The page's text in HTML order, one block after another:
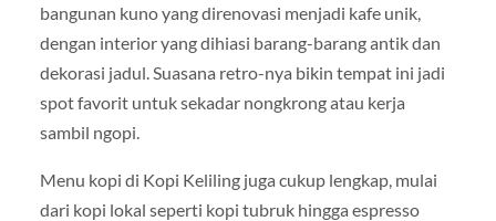
bangunan kuno yang direnovasi menjadi kafe unik,
dengan interior yang dihiasi barang-barang antik dan
dekorasi jadul. Suasana retro-nya bikin tempat ini jadi
spot favorit untuk sekadar nongkrong atau kerja
sambil ngopi.
Menu kopi di Kopi Keliling juga cukup lengkap, mulai
dari kopi lokal seperti kopi tubruk hingga espresso